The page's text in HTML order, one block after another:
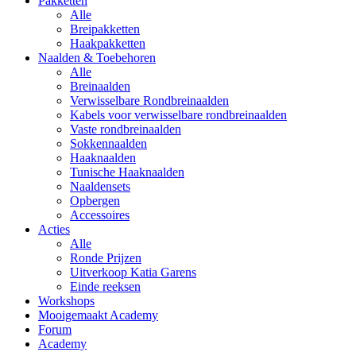
Alle
Breipakketten
Haakpakketten
Naalden & Toebehoren
Alle
Breinaalden
Verwisselbare Rondbreinaalden
Kabels voor verwisselbare rondbreinaalden
Vaste rondbreinaalden
Sokkennaalden
Haaknaalden
Tunische Haaknaalden
Naaldensets
Opbergen
Accessoires
Acties
Alle
Ronde Prijzen
Uitverkoop Katia Garens
Einde reeksen
Workshops
Mooigemaakt Academy
Forum
Academy